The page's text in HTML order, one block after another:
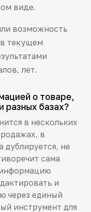
виде.
возможность
текущем
лет.
о товаре,
разных базах?
в нескольких
в
дублируется, не
сама
и
через единый
инструмент для